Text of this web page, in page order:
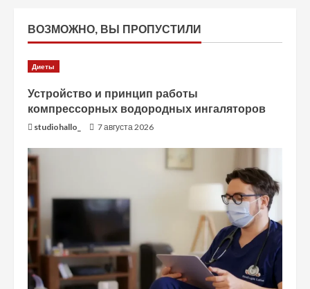
ВОЗМОЖНО, ВЫ ПРОПУСТИЛИ
Диеты
Устройство и принцип работы
компрессорных водородных ингаляторов
studiohallo_ 7 августа 2026